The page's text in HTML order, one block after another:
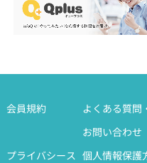
会員規約
よくある質問
お問い合わせ
プライバシース 個人情報保護